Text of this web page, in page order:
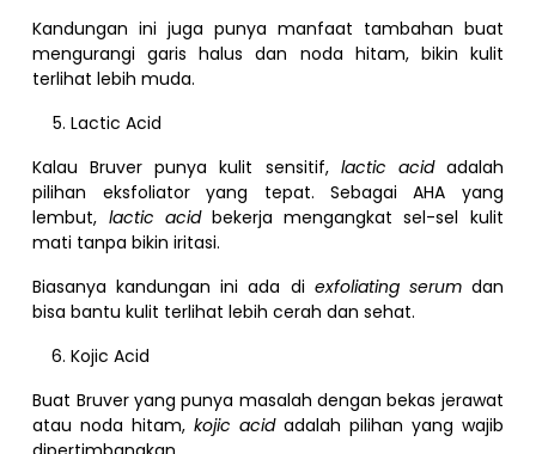
Kandungan ini juga punya manfaat tambahan buat
mengurangi garis halus dan noda hitam, bikin kulit
terlihat lebih muda.
Lactic Acid
Kalau Bruver punya kulit sensitif,lactic acid adalah
pilihan eksfoliator yang tepat. Sebagai AHA yang
lembut, lactic acidbekerja mengangkat sel-sel kulit
mati tanpa bikin iritasi.
Biasanya kandungan ini ada di exfoliating serumdan
bisa bantu kulit terlihat lebih cerah dan sehat.
Kojic Acid
Buat Bruver yang punya masalah dengan bekas jerawat
atau noda hitam,kojic acid adalah pilihan yang wajib